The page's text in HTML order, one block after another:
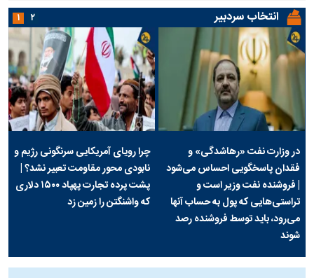
انتخاب سردبیر
در وزارت نفت «رهاشدگی» و
فقدان پاسخگویی احساس می‌شود
| فروشنده نفت وزیر است و
تراستی‌هایی که پول به حساب آنها
می‌رود، باید توسط فروشنده رصد
شوند
چرا رویای آمریکایی سرنگونی رژیم و
نابودی محور مقاومت تعبیر نشد؟ |
پشت پرده تجارت پهپاد‌ ۱۵۰۰ دلاری
که واشنگتن را زمین زد
۱ ۲